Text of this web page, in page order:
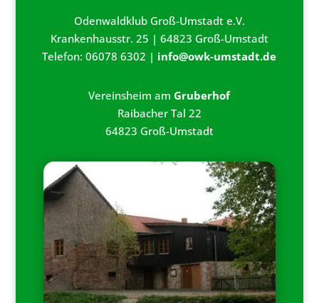
Odenwaldklub Groß-Umstadt e.V.
Krankenhausstr. 25 | 64823 Groß-Umstadt
Telefon: 06078 6302 | info@owk-umstadt.de
Vereinsheim amGruberhof
Raibacher Tal 22
64823 Groß-Umstadt